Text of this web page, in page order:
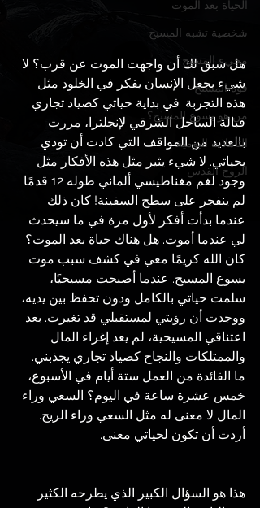
الحياة بعد الموت
شخصية تشبه المسيح
مجيء المسيح
قوة المسيح
من هو يسوع المسيح؟
التأملات اليومية
الروح القدس
هل سبق لك أن واجهت الموت عن قرب؟ لا
شيء يجعل الإنسان يفكر في الخلود مثل
هذه التجربة. في بداية حياتي كصياد تجاري
قبالة الساحل الشرقي لإنجلترا، مررت
بالعديد من المواقف التي كادت أن تودي
بحياتي. لا شيء يثير مثل هذه الأفكار مثل
وجود لغم مغناطيسي ألماني طوله 12 قدمًا
لم ينفجر على سطح السفينة! كان ذلك
عندما بدأت أفكر لأول مرة في ما سيحدث
لي عندما أموت. هل هناك حياة بعد الموت؟
كان الله كريمًا معي في كشف سبب موت
يسوع المسيح. عندما أصبحت مسيحيًا،
سلمت حياتي بالكامل ودون تحفظ بين يديه،
ووجدت أن رؤيتي لمستقبلي قد تغيرت. بعد
اعتناقي المسيحية، لم يعد إغراء المال
والممتلكات والنجاح كصياد تجاري يجذبني.
ما الفائدة من العمل ستة أيام في الأسبوع،
خمس عشرة ساعة في اليوم؟ السعي وراء
المال لا معنى له مثل السعي وراء الريح.
أردت أن تكون لحياتي معنى.
هذا هو السؤال الكبير الذي يطرحه الكثير